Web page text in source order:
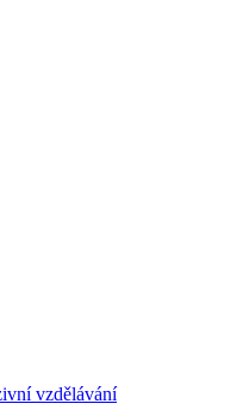
vzdělávání